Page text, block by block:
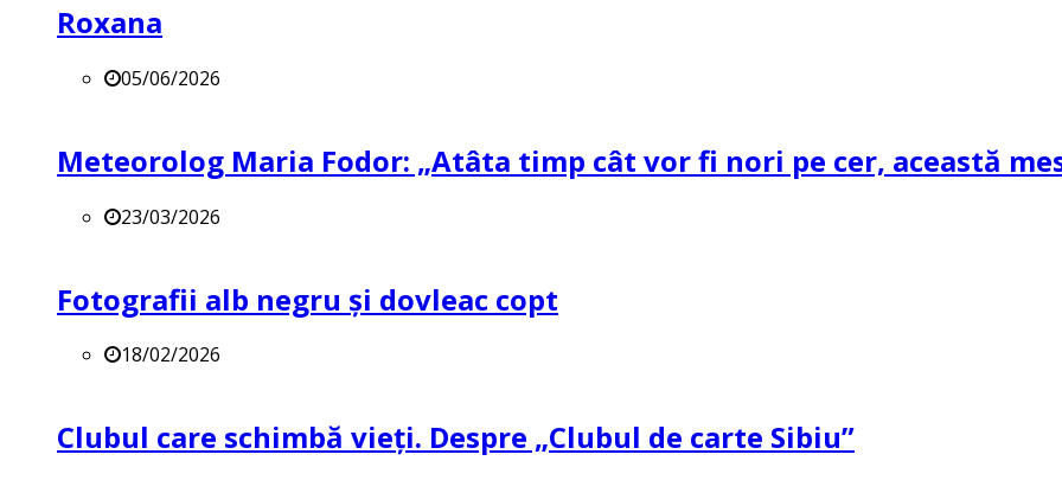
Roxana
05/06/2026
Meteorolog Maria Fodor: „Atâta timp cât vor fi nori pe cer, această
23/03/2026
Fotografii alb negru și dovleac copt
18/02/2026
Clubul care schimbă vieți. Despre „Clubul de carte Sibiu”